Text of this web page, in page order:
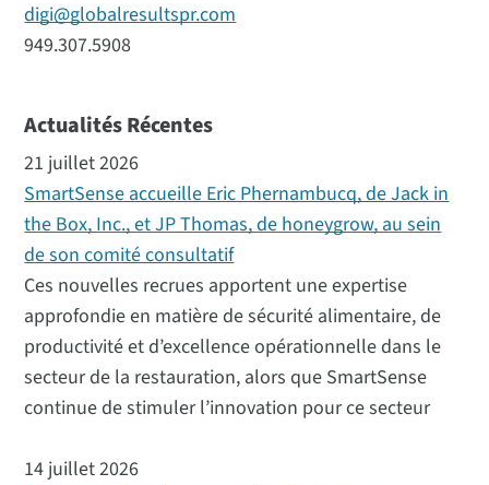
digi@globalresultspr.com
949.307.5908
Actualités Récentes
21 juillet 2026
SmartSense accueille Eric Phernambucq, de Jack in
the Box, Inc., et JP Thomas, de honeygrow, au sein
de son comité consultatif
Ces nouvelles recrues apportent une expertise
approfondie en matière de sécurité alimentaire, de
productivité et d’excellence opérationnelle dans le
secteur de la restauration, alors que SmartSense
continue de stimuler l’innovation pour ce secteur
14 juillet 2026